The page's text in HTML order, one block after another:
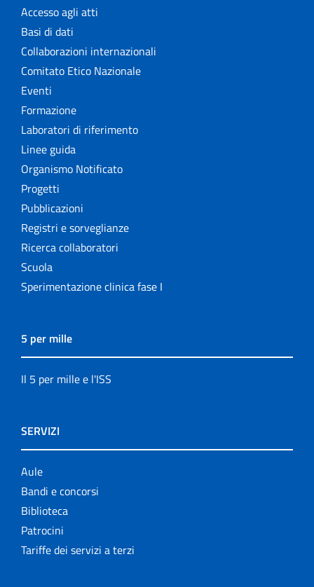
Accesso agli atti
Basi di dati
Collaborazioni internazionali
Comitato Etico Nazionale
Eventi
Formazione
Laboratori di riferimento
Linee guida
Organismo Notificato
Progetti
Pubblicazioni
Registri e sorveglianze
Ricerca collaboratori
Scuola
Sperimentazione clinica fase I
5 per mille
Il 5 per mille e l'ISS
SERVIZI
Aule
Bandi e concorsi
Biblioteca
Patrocini
Tariffe dei servizi a terzi